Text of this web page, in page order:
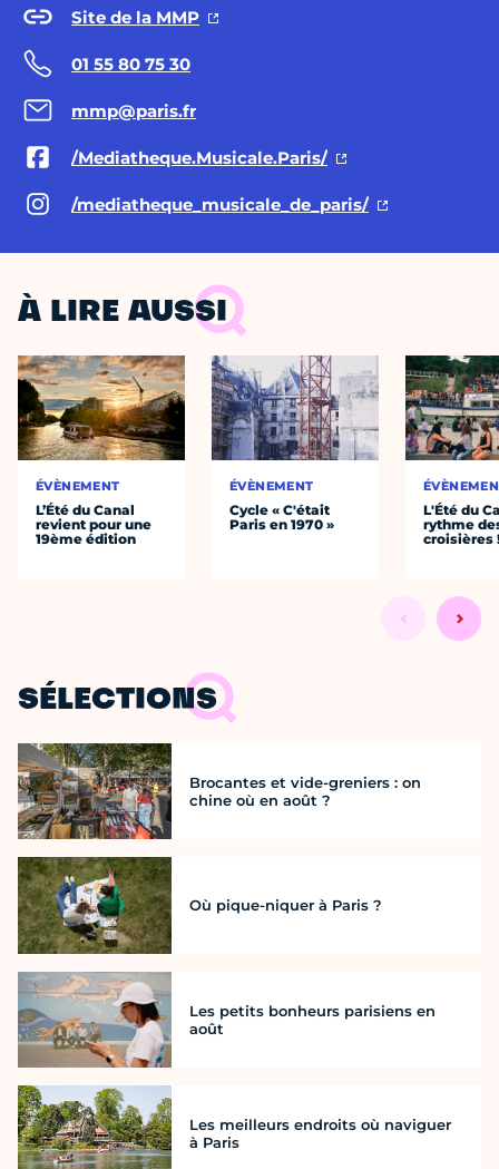
Site de la MMP
01 55 80 75 30
mmp@paris.fr
/Mediatheque.Musicale.Paris/
/mediatheque_musicale_de_paris/
À LIRE AUSSI
ÉVÈNEMENT
L’Été du Canal
revient pour une
19ème édition
ÉVÈNEMENT
Cycle « C'était
Paris en 1970 »
L'Été du
rythme
croisières
SÉLECTIONS
Brocantes et vide-greniers : on
chine où en août ?
Où pique-niquer à Paris ?
Les petits bonheurs parisiens en
août
Les meilleurs endroits où naviguer
à Paris